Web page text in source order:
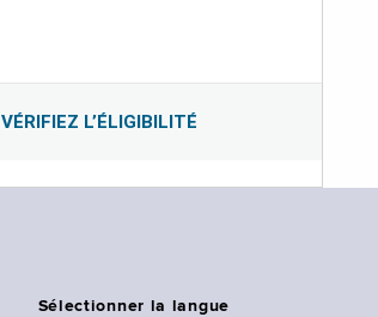
VÉRIFIEZ L’ÉLIGIBILITÉ
Sélectionner la langue